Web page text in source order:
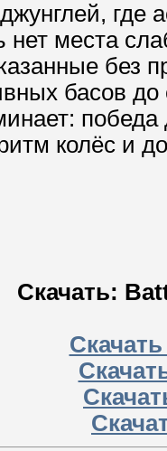
нет места
без
басов
победа
колёс и
Скачать: